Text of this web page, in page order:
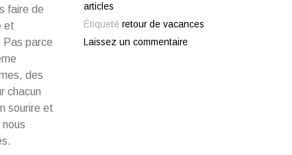
articles
Étiquetéretour de vacances
Laissez un commentaire
faire de
et
Pas parce
des
chacun
sourire et